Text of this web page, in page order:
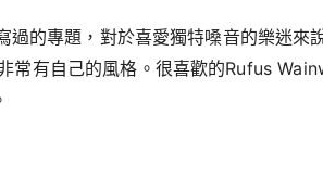
的專題，對於喜愛獨特嗓音的樂迷來
常有自己的風格。很喜歡的Rufus